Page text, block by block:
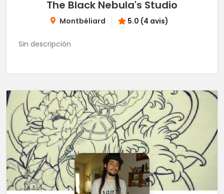
The Black Nebula's Studio
Montbéliard 5.0 (4 avis)
Sin descripción